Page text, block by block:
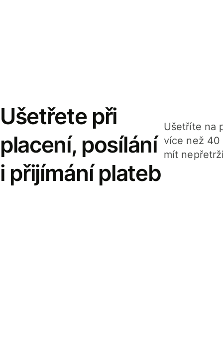
Ušetřete při
placení, posílání
i přijímání plateb
Ušetříte na
více než 40
mít